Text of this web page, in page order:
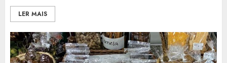
LER MAIS